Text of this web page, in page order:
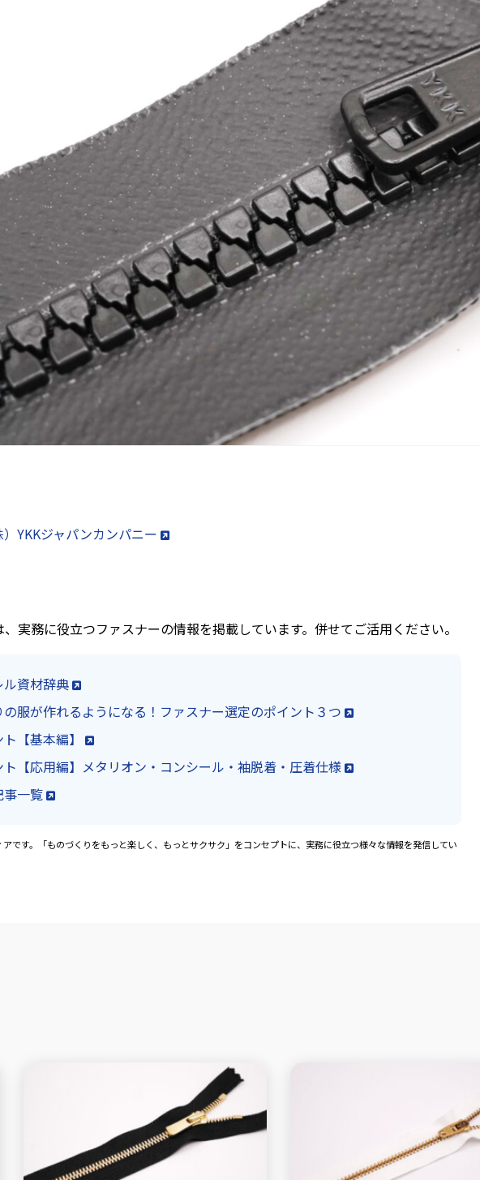
YKKジャパンカンパニー
実務に役立つファスナーの情報を掲載しています。併せてご活用ください。
資材辞典
服が作れるようになる！ファスナー選定のポイント３つ
【基本編】
【応用編】メタリオン・コンシール・袖脱着・圧着仕様
一覧
です。「ものづくりをもっと楽しく、もっとサクサク」をコンセプトに、実務に役立つ様々な情報を発信してい